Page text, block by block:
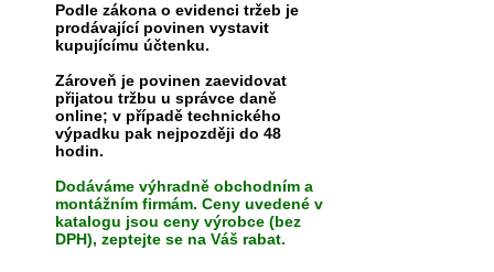
Podle zákona o evidenci tržeb je
prodávající povinen vystavit
kupujícímu účtenku.
Zároveň je povinen zaevidovat
přijatou tržbu u správce daně
online; v případě technického
výpadku pak nejpozději do 48
hodin.
Dodáváme výhradně obchodním a
montážním firmám. Ceny uvedené v
katalogu jsou ceny výrobce (bez
DPH), zeptejte se na Váš rabat.